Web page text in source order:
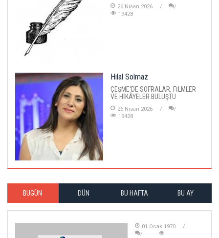
26 Nisan 2026
19428
Hilal Solmaz
ÇEŞME'DE SOFRALAR, FİLMLER
VE HİKÂYELER BULUŞTU
26 Nisan 2026
19428
BUGÜN DÜN BU HAFTA BU AY
01 Ocak 1970